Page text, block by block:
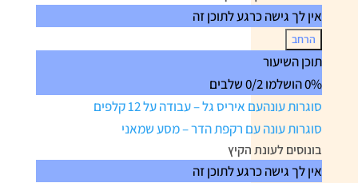
אין לך גישה כרגע לתוכן זה
הרחב
דצמבר-בתוכך
דולק
נר
תוכן השיעור
0% הושלמו
0/2 שלבים
סוגרות עונהעם איריס גל – עבודה על 12 קלפים
סוגרות עונה עם רקפת הדר – מסע שמאני
בונוסים לעונת הקיץ
אין לך גישה כרגע לתוכן זה